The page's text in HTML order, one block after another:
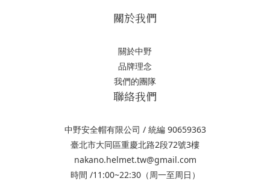
關於我們
關於中野
品牌理念
我們的團隊
聯絡我們
中野安全帽有限公司 / 統編 90659363
臺北市大同區重慶北路2段72號3樓
nakano.helmet.tw@gmail.com
時間 /11:00~22:30（周一至周日）